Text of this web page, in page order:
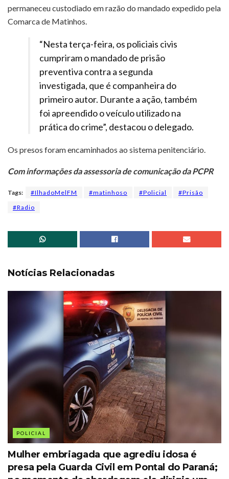
permaneceu custodiado em razão do mandado expedido pela
Comarca de Matinhos.
“Nesta terça-feira, os policiais civis
cumpriram o mandado de prisão
preventiva contra a segunda
investigada, que é companheira do
primeiro autor. Durante a ação, também
foi apreendido o veículo utilizado na
prática do crime”, destacou o delegado.
Os presos foram encaminhados ao sistema penitenciário.
Com informações da assessoria de comunicação da PCPR
Tags: #IlhadoMelFM #matinhoso #Policial
#Prisão
#Radio
Notícias Relacionadas
POLICIAL
Mulher embriagada que agrediu idosa é
presa pela Guarda Civil em Pontal do Paraná;